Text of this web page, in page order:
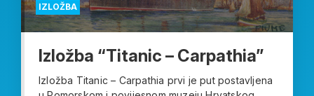
IZLOŽBA
Izložba “Titanic – Carpathia”
Izložba Titanic – Carpathia prvi je put postavljena